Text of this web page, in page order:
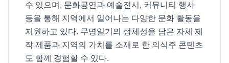
수 있으며, 문화공연과 예술전시, 커뮤니티 행사
등을 통해 지역에서 일어나는 다양한 문화 활동을
지원하고 있다. 무명일기의 정체성을 담은 자체 제
작 제품과 지역의 가치를 소재로 한 의식주 콘텐츠
도 함께 경험할 수 있다.